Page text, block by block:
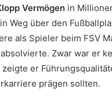
Vermögen in
Weg über den
als Spieler beim FSV
Zwar war er
er
prägen sollten.